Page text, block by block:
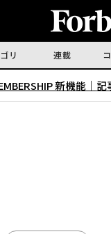
リ 連載
新機能｜ 記